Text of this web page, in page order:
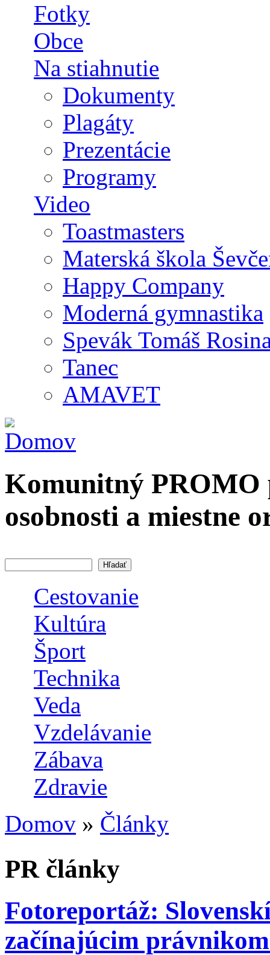
Fotky
Obce
Na stiahnutie
Dokumenty
Plagáty
Prezentácie
Programy
Video
Toastmasters
Materská škola
Happy Company
Moderná gymnastika
Spevák Tomáš
Tanec
AMAVET
Komunitný
osobnosti a miestne
Cestovanie
Kultúra
Šport
Technika
Veda
Vzdelávanie
Zábava
Zdravie
Nachádzate sa tu
Domov » Články
PR články
Fotoreportáž:
začínajúcim